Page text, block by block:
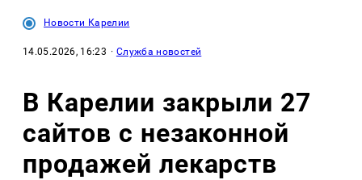
Новости Карелии
14.05.2026, 16:23 · Служба новостей
В Карелии закрыли 27
сайтов с незаконной
продажей лекарств